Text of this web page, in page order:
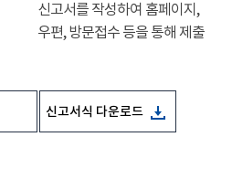
신고서를 작성하여 홈페이지,
우편, 방문접수 등을 통해 제출
신고서식 다운로드